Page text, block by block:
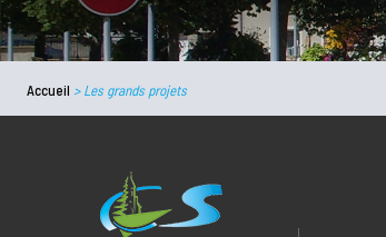
Accueil >Les grands projets